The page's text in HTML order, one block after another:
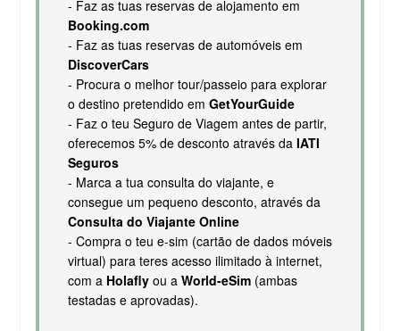
- Faz as tuas reservas de alojamento em
Booking.com
- Faz as tuas reservas de automóveis em
DiscoverCars
- Procura o melhor tour/passeio para explorar
o destino pretendido em GetYourGuide
- Faz o teu Seguro de Viagem antes de partir,
oferecemos 5% de desconto através da IATI
Seguros
- Marca a tua consulta do viajante, e
consegue um pequeno desconto, através da
Consulta do Viajante Online
- Compra o teu e-sim (cartão de dados móveis
virtual) para teres acesso ilimitado à internet,
com a Holaflyou a World-eSim(ambas
testadas e aprovadas).